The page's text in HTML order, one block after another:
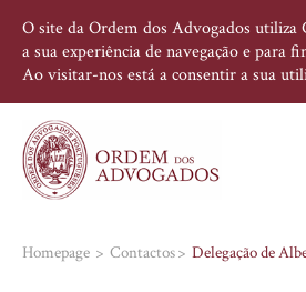
O site da Ordem dos Advogados utiliza
a sua experiência de navegação e para
Ao visitar-nos está a consentir a sua
Homepage Contactos Delegação de